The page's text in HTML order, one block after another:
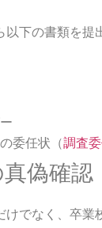
以下の書類を提
委任状（調査
偽確認
けでなく、卒業